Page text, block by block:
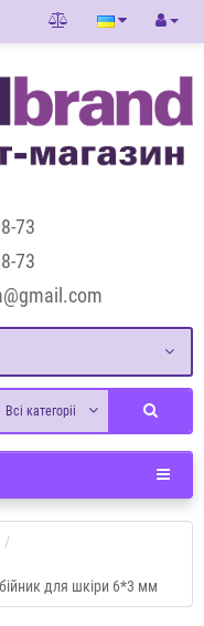
73
73
Всі категоріі
для шкіри 6*3 мм